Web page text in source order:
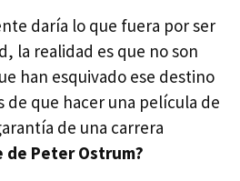
daría lo que fuera por ser
la realidad es que no son
han esquivado ese destino
de que hacer una película de
de una carrera
de Peter Ostrum?